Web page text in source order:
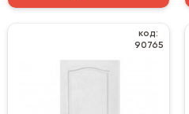
код:
90765